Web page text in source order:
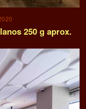
250 g aprox.